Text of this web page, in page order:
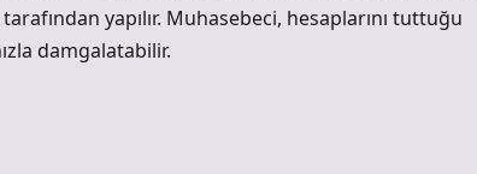
yapılır. Muhasebeci, hesaplarını tuttuğu
damgalatabilir.